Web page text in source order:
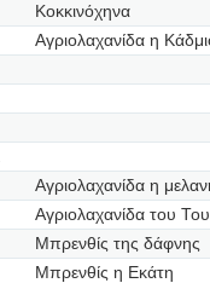
Κοκκινόχηνα
Αγριολαχανίδα η
Αγριολαχανίδα η
Αγριολαχανίδα του
Μπρενθίς της δάφνης
Μπρενθίς η Εκάτη